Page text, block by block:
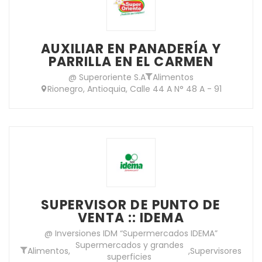
AUXILIAR EN PANADERÍA Y
PARRILLA EN EL CARMEN
@ Superoriente S.A Alimentos
Rionegro, Antioquia, Calle 44 A N° 48 A - 91
SUPERVISOR DE PUNTO DE
VENTA :: IDEMA
@ Inversiones IDM “Supermercados IDEMA”
Alimentos, Supermercados y grandes
superficies
,Supervisores